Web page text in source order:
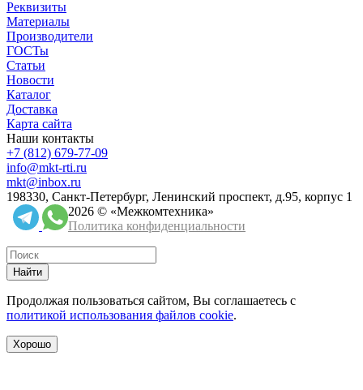
Реквизиты
Материалы
Производители
ГОСТы
Статьи
Новости
Каталог
Доставка
Карта сайта
Наши контакты
+7 (812) 679-77-09
info@mkt-rti.ru
mkt@inbox.ru
198330, Санкт-Петербург, Ленинский проспект, д.95, корпус 1
2026 © «Межкомтехника»
Политика конфиденциальности
Найти
Продолжая пользоваться сайтом, Вы соглашаетесь с
политикой использования файлов cookie.
Хорошо